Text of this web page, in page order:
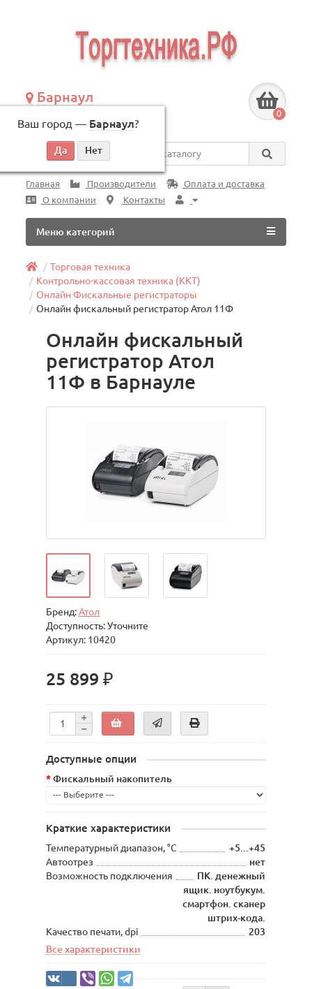
Барнаул
Ваш город — Барнаул?
по будням, с 09:00 до 18:00
0
Везде
Главная Производители
Оплата и доставка
О компании
Контакты
Меню категорий
Торговая техника
Контрольно-кассовая техника (ККТ)
Онлайн Фискальные регистраторы
Онлайн фискальный регистратор Атол 11Ф
Онлайн фискальный
регистратор Атол
11Ф в Барнауле
Бренд:Атол
Доступность: Уточните
Артикул: 10420
25 899 ₽
Доступные опции
Фискальный накопитель
Краткие характеристики
Температурный диапазон, °С
+5...+45
Автоотрез
нет
Возможность подключения
ПК. денежный
ящик. ноутбукум.
смартфон. сканер
штрих-кода.
Качество печати, dpi
203
Все характеристики